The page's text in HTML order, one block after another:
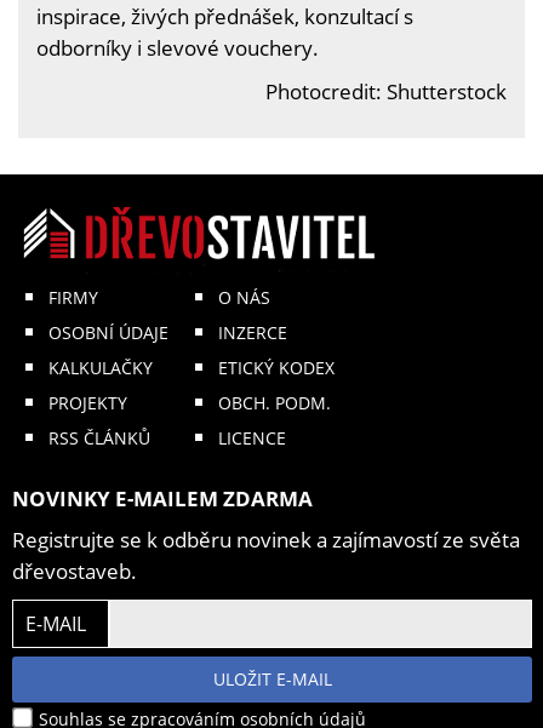
inspirace, živých přednášek, konzultací s
odborníky i slevové vouchery.
Photocredit: Shutterstock
FIRMY
OSOBNÍ ÚDAJE
KALKULAČKY
PROJEKTY
RSS ČLÁNKŮ
O NÁS
INZERCE
ETICKÝ KODEX
OBCH. PODM.
LICENCE
NOVINKY E-MAILEM ZDARMA
Registrujte se k odběru novinek a zajímavostí ze světa
dřevostaveb.
E-MAIL
ULOŽIT E-MAIL
Souhlas se zpracováním osobních údajů